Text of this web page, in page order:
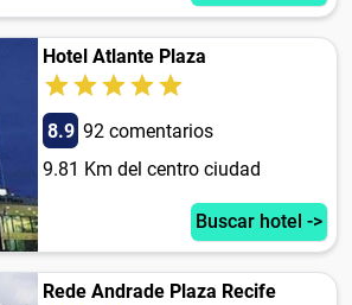
Hotel Atlante Plaza
8.9 92 comentarios
9.81 Km del centro ciudad
Buscar hotel ->
Rede Andrade Plaza Recife